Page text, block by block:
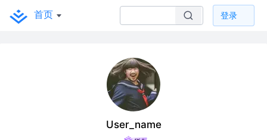
首页 登录
User_name